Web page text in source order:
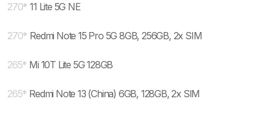
270* 11 Lite 5G NE
270* Redmi Note 15 Pro 5G 8GB, 256GB, 2x SIM
265* Mi 10T Lite 5G 128GB
265* Redmi Note 13 (China) 6GB, 128GB, 2x SIM